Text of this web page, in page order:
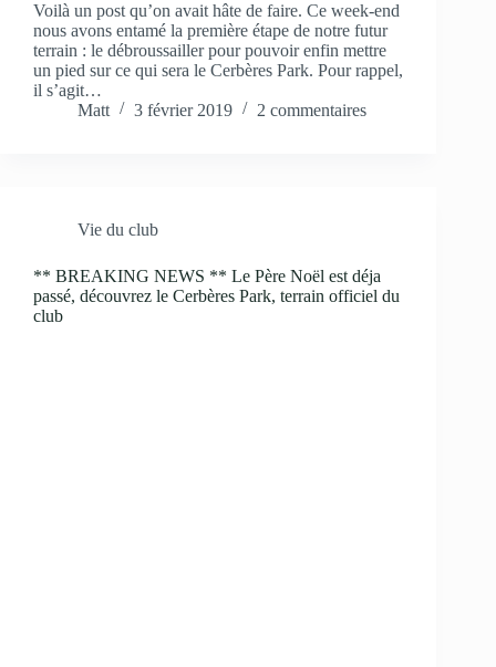
Voilà un post qu’on avait hâte de faire. Ce week-end
nous avons entamé la première étape de notre futur
terrain : le débroussailler pour pouvoir enfin mettre
un pied sur ce qui sera le Cerbères Park. Pour rappel,
il s’agit…
Matt
3 février 2019 2 commentaires
Vie du club
** BREAKING NEWS ** Le Père Noël est déja
passé, découvrez le Cerbères Park, terrain officiel du
club